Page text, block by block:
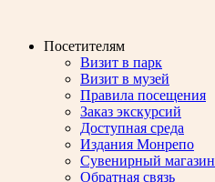
содержимому
Посетителям
Визит в парк
Визит в музей
Правила посещения
Заказ экскурсий
Доступная среда
Издания Монрепо
Сувенирный магазин
Обратная связь